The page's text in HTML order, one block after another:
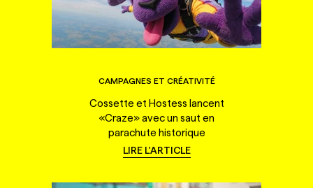
CAMPAGNES ET CRÉATIVITÉ
Cossette et Hostess lancent
«Craze» avec un saut en
parachute historique
LIRE L'ARTICLE